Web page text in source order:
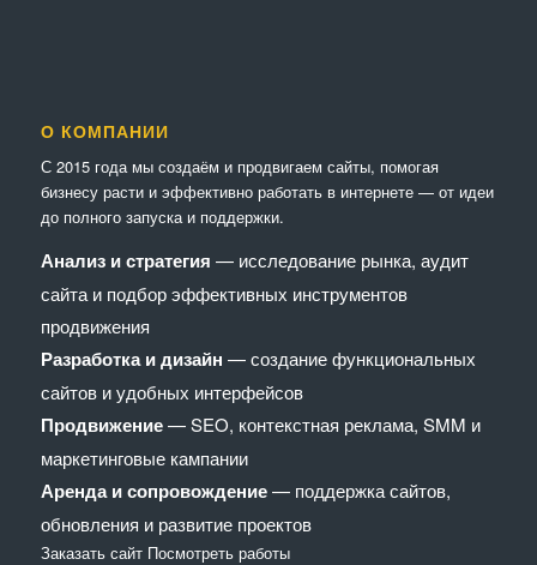
О КОМПАНИИ
С 2015 года мы создаём и продвигаем сайты, помогая
бизнесу расти и эффективно работать в интернете — от идеи
до полного запуска и поддержки.
Анализ и стратегия — исследование рынка, аудит
сайта и подбор эффективных инструментов
продвижения
Разработка и дизайн — создание функциональных
сайтов и удобных интерфейсов
Продвижение— SEO, контекстная реклама, SMM и
маркетинговые кампании
Аренда и сопровождение— поддержка сайтов,
обновления и развитие проектов
Заказать сайт Посмотреть работы